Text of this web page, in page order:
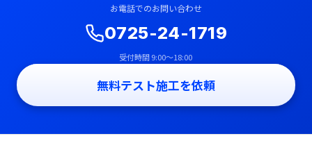
お電話でのお問い合わせ
0725-24-1719
受付時間 9:00〜18:00
無料テスト施工を依頼